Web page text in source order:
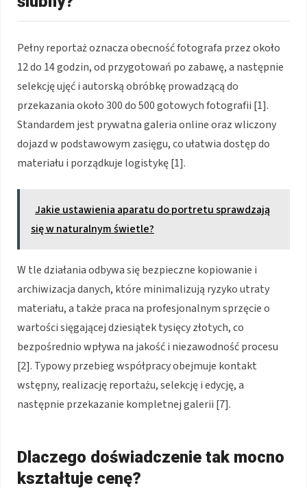
Pełny reportaż oznacza obecność fotografa przez około
12 do 14 godzin, od przygotowań po zabawę, a następnie
selekcję ujęć i autorską obróbkę prowadzącą do
przekazania około 300 do 500 gotowych fotografii [1].
Standardem jest prywatna galeria online oraz wliczony
dojazd w podstawowym zasięgu, co ułatwia dostęp do
materiału i porządkuje logistykę [1].
Jakie ustawienia aparatu do portretu sprawdzają
się w naturalnym świetle?
W tle działania odbywa się bezpieczne kopiowanie i
archiwizacja danych, które minimalizują ryzyko utraty
materiału, a także praca na profesjonalnym sprzęcie o
wartości sięgającej dziesiątek tysięcy złotych, co
bezpośrednio wpływa na jakość i niezawodność procesu
[2]. Typowy przebieg współpracy obejmuje kontakt
wstępny, realizację reportażu, selekcję i edycję, a
następnie przekazanie kompletnej galerii [7].
Dlaczego doświadczenie tak mocno
kształtuje cenę?